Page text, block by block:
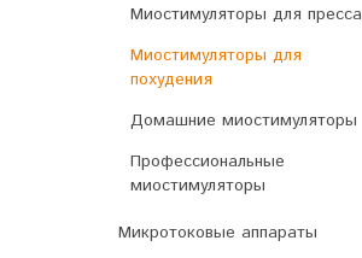
Миостимуляторы для пресса
Миостимуляторы для
похудения
Домашние миостимуляторы
Профессиональные
миостимуляторы
Микротоковые аппараты